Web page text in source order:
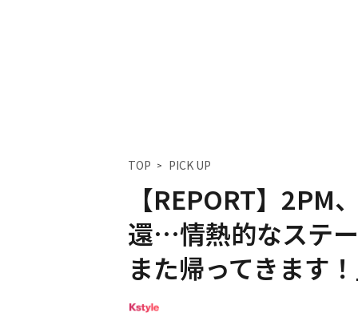
TOP PICK UP
【REPORT】
還…情熱的なステ
また帰ってきます